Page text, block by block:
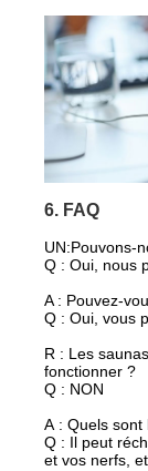
6. FAQ
UN:Pouvons-
Q : Oui, nous
A : Pouvez-
Q : Oui, vous
R : Les
fonctionner ?
Q : NON
A : Quels
Q : Il peut
et vos nerfs,